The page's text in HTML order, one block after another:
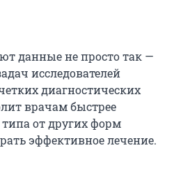
данные не просто так —
исследователей
диагностических
врачам быстрее
типа от других форм
эффективное лечение.